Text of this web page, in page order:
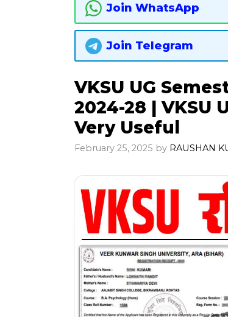
Join WhatsApp
Join Telegram
VKSU UG
2024-28 | VKSU UG
Very Useful
February 25, 2025 by RAUSHAN